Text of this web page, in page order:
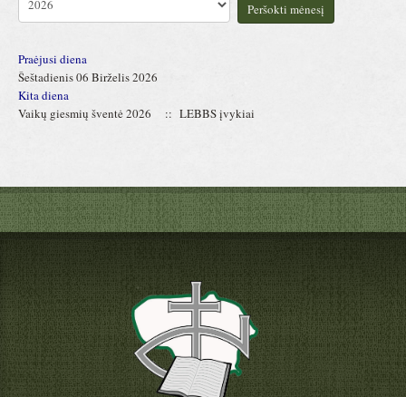
Peršokti mėnesį
Praėjusi diena
Šeštadienis 06 Birželis 2026
Kita diena
Vaikų giesmių šventė 2026
:: LEBBS įvykiai